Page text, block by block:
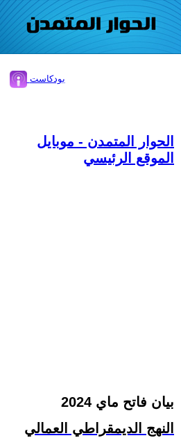
بودكاست
الحوار المتمدن - موبايل
الموقع الرئيسي
بيان فاتح ماي 2024
النهج الديمقراطي العمالي